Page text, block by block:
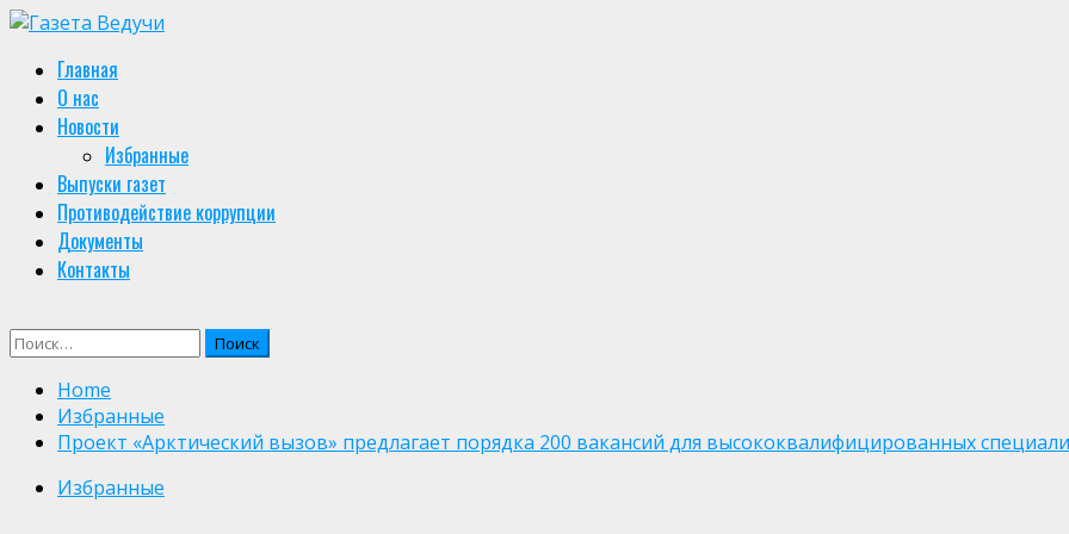
Skip
content
Primary
Menu
Главная
О нас
Новости
Избранные
Выпуски газет
Противодействие коррупции
Документы
Контакты
Найти:
Home
Избранные
Проект «Арктический вызов» предлагает порядка 200 вакансий для высококвалифицированных
Избранные